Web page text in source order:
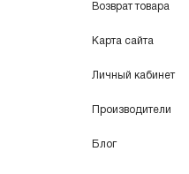
Возврат товара
Карта сайта
Личный кабинет
Производители
Блог